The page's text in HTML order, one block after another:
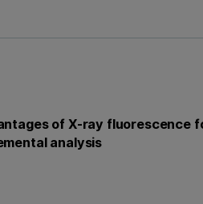
of X-ray fluorescence
analysis